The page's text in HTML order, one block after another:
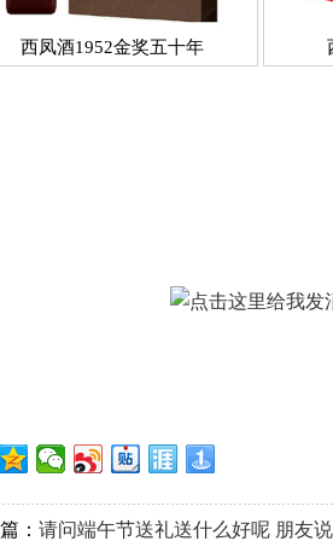
西凤酒1952金奖五十年
： 请问端午节送礼送什么好呢 朋友